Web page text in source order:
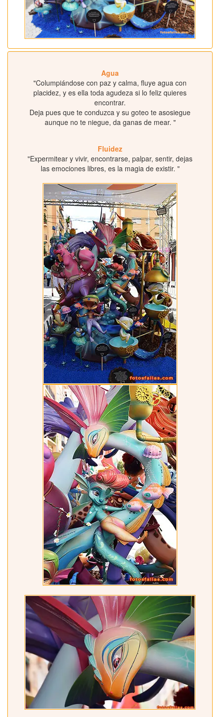
Agua
"Columpiándose con paz y calma, fluye agua con
placidez, y es ella toda agudeza si lo feliz quieres
encontrar.
Deja pues que te conduzca y su goteo te asosiegue
aunque no te niegue, da ganas de mear. "
Fluidez
"Expermitear y vivir, encontrarse, palpar, sentir, dejas
las emociones libres, es la magia de existir. "